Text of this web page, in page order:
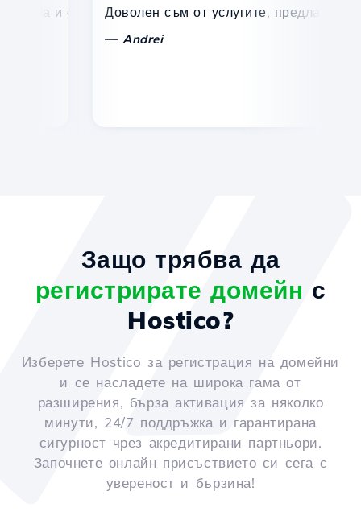
и ефективна техническа поддръжка.
Доволен съм от услугите, предлагани от
Andrei
Защо трябва да
регистрирате домейн с
Hostico?
Изберете Hostico за регистрация на домейни
и се насладете на широка гама от
разширения, бърза активация за няколко
минути, 24/7 поддръжка и гарантирана
сигурност чрез акредитирани партньори.
Започнете онлайн присъствието си сега с
увереност и бързина!